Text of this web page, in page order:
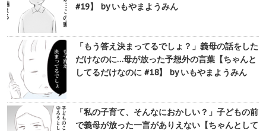
#19】 by いもやまようみん
「もう答え決まってるでしょ？」義母の話をした
だけなのに…母が放った予想外の言葉【ちゃんと
してるだけなのに #18】 by いもやまようみん
「私の子育て、そんなにおかしい？」子どもの前
で義母が放った一言がありえない【ちゃんとして